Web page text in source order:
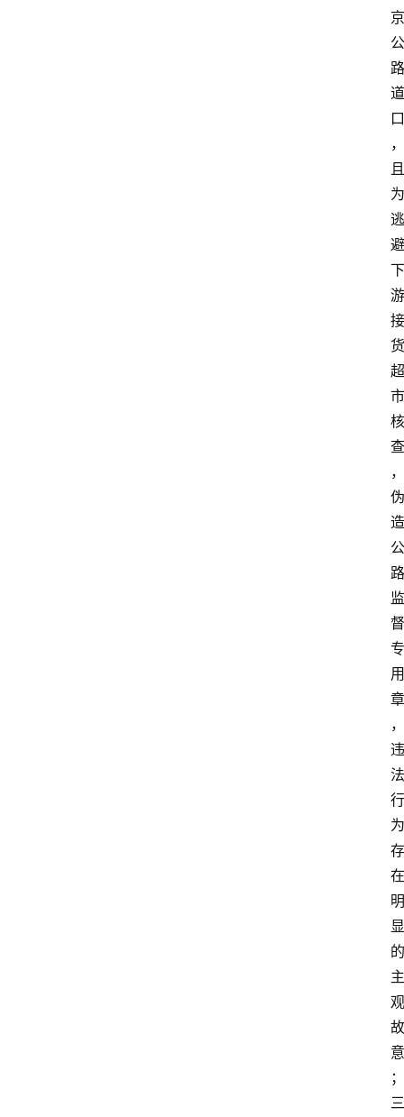
京
公
路
道
口
，
且
为
逃
避
下
游
接
货
超
市
核
查
，
伪
造
公
路
监
督
专
用
章
，
违
法
行
为
存
在
明
显
的
主
观
故
意
；
三